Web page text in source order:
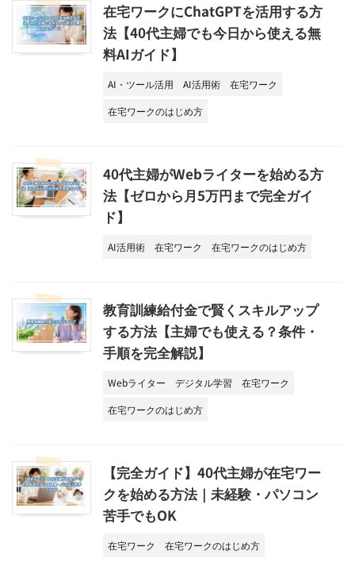
在宅ワークにChatGPTを活用する方
法【40代主婦でも今日から使える無
料AIガイド】
AI・ツール活用 AI活用術
在宅ワーク
在宅ワークのはじめ方
40代主婦がWebライターを始める方
法【ゼロから月5万円まで完全ガイ
ド】
AI活用術 在宅ワーク 在宅ワークのはじめ方
教育訓練給付金で賢くスキルアップ
する方法【主婦でも使える？条件・
手順を完全解説】
Webライター デジタル学習
在宅ワーク
在宅ワークのはじめ方
【完全ガイド】40代主婦が在宅ワー
クを始める方法｜未経験・パソコン
苦手でもOK
在宅ワーク 在宅ワークのはじめ方